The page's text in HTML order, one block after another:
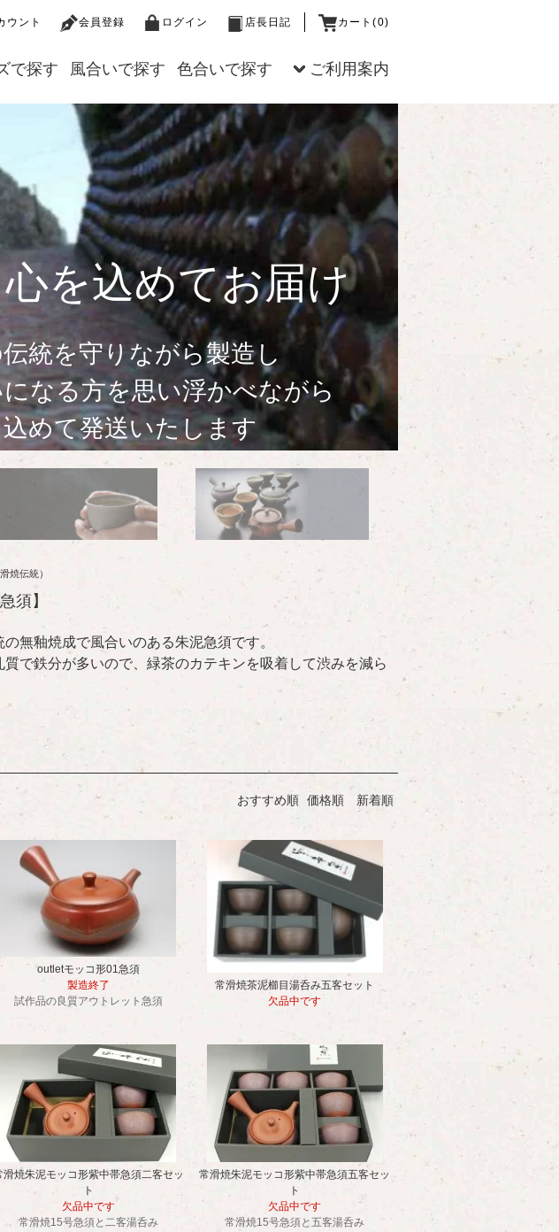
ウント 会員登録 ログイン 店長日記 カート(0)
で探す 風合いで探す 色合いで探す ご利用案内
焼伝統）
須】
の無釉焼成で風合いのある朱泥急須です。
質で鉄分が多いので、緑茶のカテキンを吸着して渋みを減ら
おすすめ順 価格順 新着順
outletモッコ形01急須
製造終了
試作品の良質アウトレット急須
常滑焼茶泥櫛目湯呑み五客セット
欠品中です
滑焼朱泥モッコ形紫中帯急須二客セッ
ト
欠品中です
常滑焼15号急須と二客湯呑み
常滑焼朱泥モッコ形紫中帯急須五客セッ
ト
欠品中です
常滑焼15号急須と五客湯呑み